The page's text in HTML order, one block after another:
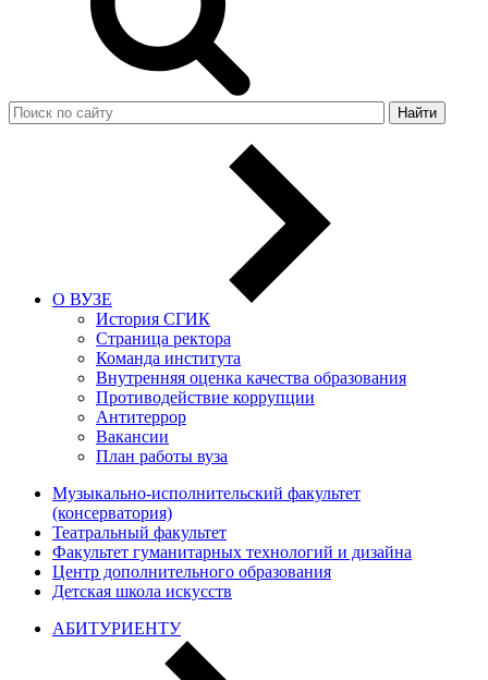
Найти
О ВУЗЕ
История СГИК
Страница ректора
Команда института
Внутренняя оценка качества образования
Противодействие коррупции
Антитеррор
Вакансии
План работы вуза
Музыкально-исполнительский факультет
(консерватория)
Театральный факультет
Факультет гуманитарных технологий и дизайна
Центр дополнительного образования
Детская школа искусств
АБИТУРИЕНТУ